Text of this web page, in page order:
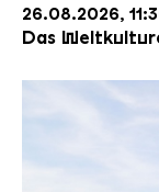
26.08.2026,
Das